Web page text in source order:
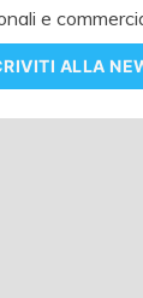
e
ALLA